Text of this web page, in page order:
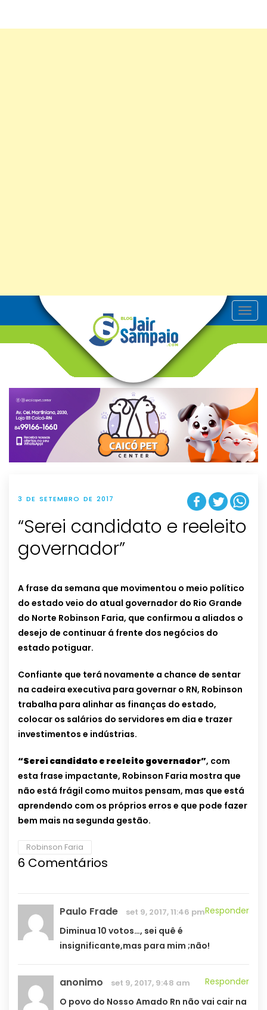
T
o
v
g
t
i
o
n
3 DE SETEMBRO DE 2017
“Serei candidato e reeleito
governador”
A frase da semana que movimentou o meio político
do estado veio do atual governador do Rio Grande
do Norte Robinson Faria, que confirmou a aliados o
desejo de continuar á frente dos negócios do
estado potiguar.
Confiante que terá novamente a chance de sentar
na cadeira executiva para governar o RN, Robinson
trabalha para alinhar as finanças do estado,
colocar os salários do servidores em dia e trazer
investimentos e indústrias.
“Serei candidato e reeleito governador”, com
esta frase impactante, Robinson Faria mostra que
não está frágil como muitos pensam, mas que está
aprendendo com os próprios erros e que pode fazer
bem mais na segunda gestão.
Robinson Faria
6 Comentários
Paulo Frade set 9, 2017, 11:46 pmResponder
Diminua 10 votos…, sei quê é
insignificante,mas para mim ;não!
anonimo set 9, 2017, 9:48 am
Responder
O povo do Nosso Amado Rn não vai cair na